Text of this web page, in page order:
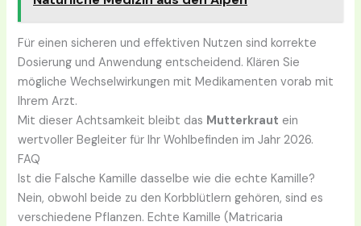
Für einen sicheren und effektiven Nutzen sind korrekte
Dosierung und Anwendung entscheidend. Klären Sie
mögliche Wechselwirkungen mit Medikamenten vorab mit
Ihrem Arzt.
Mit dieser Achtsamkeit bleibt das Mutterkraut ein
wertvoller Begleiter für Ihr Wohlbefinden im Jahr 2026.
FAQ
Ist die Falsche Kamille dasselbe wie die echte Kamille?
Nein, obwohl beide zu den Korbblütlern gehören, sind es
verschiedene Pflanzen. Echte Kamille (Matricaria